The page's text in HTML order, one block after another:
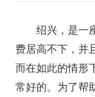
绍兴，是一
费居高不下，并
而在如此的情形
常好的。为了帮